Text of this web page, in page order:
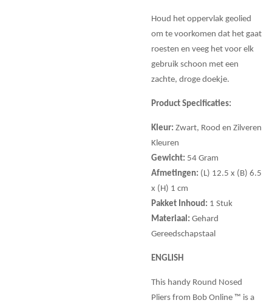
Houd het oppervlak geolied
om te voorkomen dat het gaat
roesten en veeg het voor elk
gebruik schoon met een
zachte, droge doekje.
Product Specificaties:
Kleur: Zwart, Rood en Zilveren
Kleuren
Gewicht: 54 Gram
Afmetingen: (L) 12.5 x (B) 6.5
x (H) 1 cm
Pakket Inhoud: 1 Stuk
Materiaal: Gehard
Gereedschapstaal
ENGLISH
This handy Round Nosed
Pliers from Bob Online ™ is a